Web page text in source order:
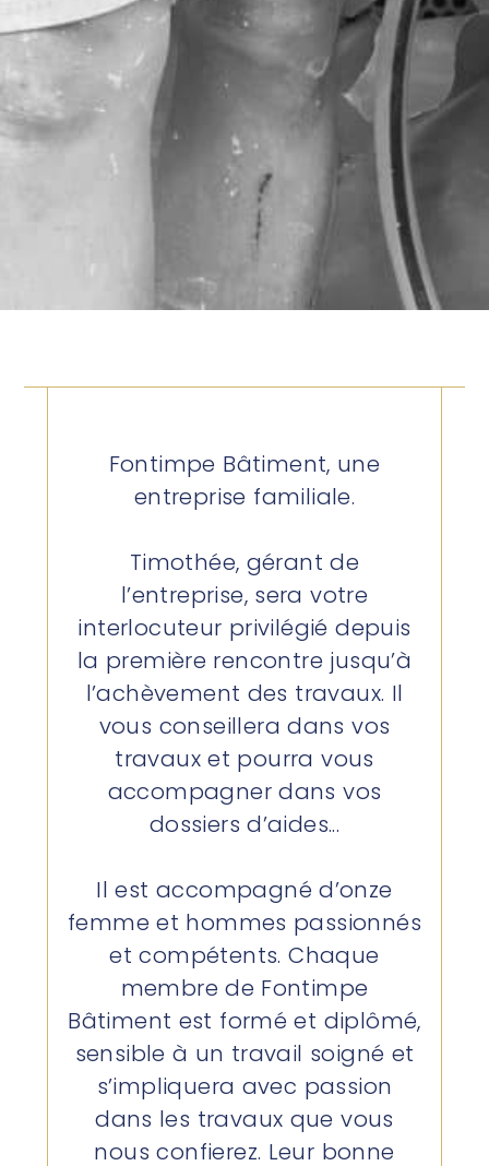
Fontimpe Bâtiment, une
entreprise familiale.
Timothée, gérant de
l’entreprise, sera votre
interlocuteur privilégié depuis
la première rencontre jusqu’à
l’achèvement des travaux. Il
vous conseillera dans vos
travaux et pourra vous
accompagner dans vos
dossiers d’aides...
Il est accompagné d’onze
femme et hommes passionnés
et compétents. Chaque
membre de Fontimpe
Bâtiment est formé et diplômé,
sensible à un travail soigné et
s’impliquera avec passion
dans les travaux que vous
nous confierez. Leur bonne